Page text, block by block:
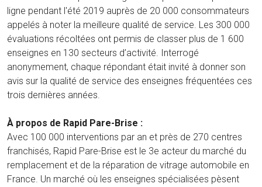
ligne pendant l'été 2019 auprès de 20 000 consommateurs
appelés à noter la meilleure qualité de service. Les 300 000
évaluations récoltées ont permis de classer plus de 1 600
enseignes en 130 secteurs d’activité. Interrogé
anonymement, chaque répondant était invité à donner son
avis sur la qualité de service des enseignes fréquentées ces
trois dernières années.
À propos de Rapid Pare-Brise :
Avec 100 000 interventions par an et près de 270 centres
franchisés, Rapid Pare-Brise est le 3e acteur du marché du
remplacement et de la réparation de vitrage automobile en
France. Un marché où les enseignes spécialisées pèsent